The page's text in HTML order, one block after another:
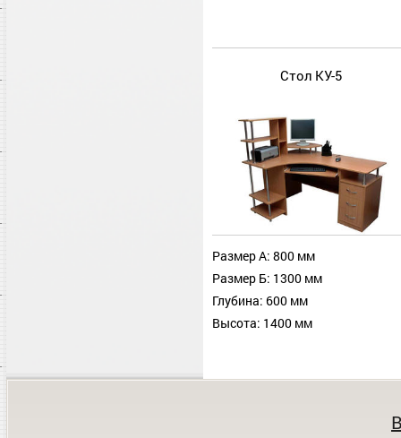
Стол КУ-5
Размер А: 800 мм
Размер Б: 1300 мм
Глубина: 600 мм
Высота: 1400 мм